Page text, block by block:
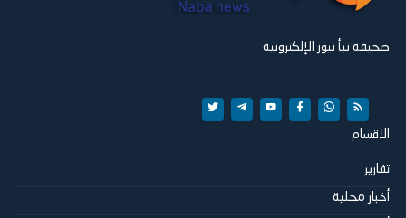
صحيفة نبأ نيوز الإلكترونية
الاقسام
تقارير
أخبار محلية